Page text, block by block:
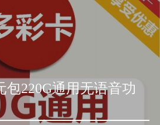
包220G通用无语音功